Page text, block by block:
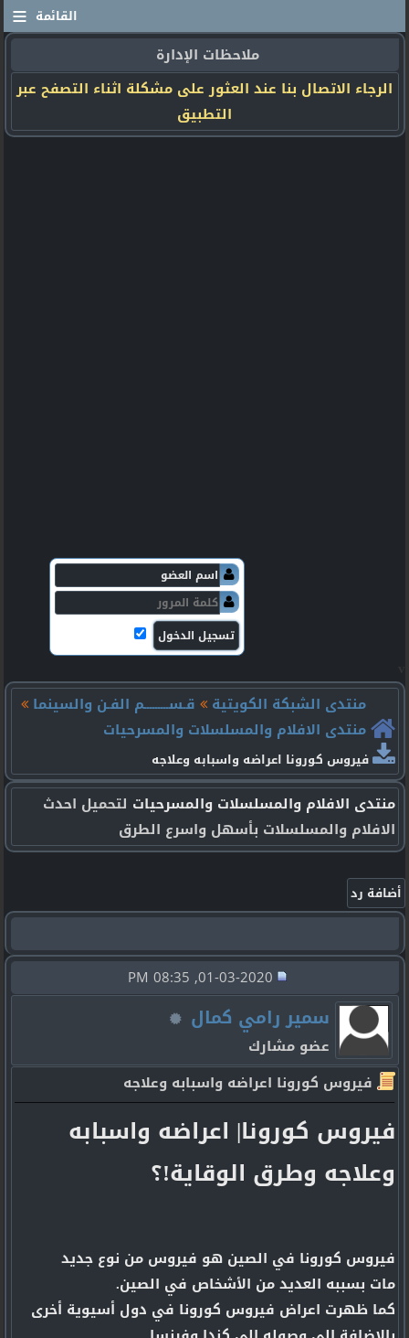
≡ القائمة
ملاحظات الإدارة
الرجاء الاتصال بنا عند العثور على مشكلة اثناء التصفح عبر
التطبيق
منتدى الشبكة الكويتية
قـســـــــــم الفـن والسينما
منتدى الافلام والمسلسلات والمسرحيات
فيروس كورونا اعراضه واسبابه وعلاجه
منتدى الافلام والمسلسلات والمسرحيات لتحميل احدث
الافلام والمسلسلات بأسهل واسرع الطرق
سمير رامي كمال
عضو مشارك
فيروس كورونا اعراضه واسبابه وعلاجه
فيروس كورونا| اعراضه واسبابه
وعلاجه وطرق الوقاية!؟
فيروس كورونا في الصين هو فيروس من نوع جديد
مات بسببه العديد من الأشخاص في الصين.
كما ظهرت اعراض فيروس كورونا في دول أسيوية أخرى